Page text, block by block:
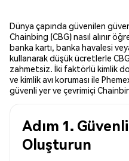
Dünya çapında güvenilen
Chainbing (CBG) nasıl alınır
banka kartı, banka havalesi
kullanarak düşük ücretlerle
zahmetsiz. İki faktörlü kimlik
ve kimlik avı koruması ile
güvenli yer ve çevrimiçi
Adım 1.
Oluşturun